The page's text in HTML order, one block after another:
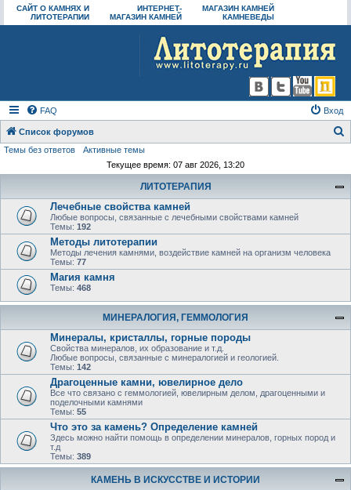
САЙТ О КАМНЯХ И
ЛИТОТЕРАПИИ
ИНТЕРНЕТ-
МАГАЗИН КАМНЕЙ
МАГАЗИН КАМНЕЙ
КАМНЕВЕДЫ
FAQ Вход
Список форумов
Темы без ответов
Активные темы
Текущее время: 07 авг 2026, 13:20
ЛИТОТЕРАПИЯ
Лечебные свойства камней
Любые вопросы, связанные с лечебными свойствами камней
Темы: 192
Методы литотерапии
Методы лечения камнями, воздействие камней на организм человека
Темы: 77
Магия камня
Темы: 468
МИНЕРАЛОГИЯ, ГЕММОЛОГИЯ
Минералы, кристаллы, горные породы
Свойства минералов, их образование и т.д.
Любые вопросы, связанные с минералогией и геологией.
Темы: 142
Драгоценные камни, ювелирное дело
Все что связано с геммологией, ювелирным делом, драгоценными и
поделочными камнями
Темы: 55
Что это за камень? Определение камней
Здесь можно найти помощь в определении минералов, горных пород и
т.д
Темы: 389
КАМЕНЬ В ИСКУССТВЕ И ИСТОРИИ